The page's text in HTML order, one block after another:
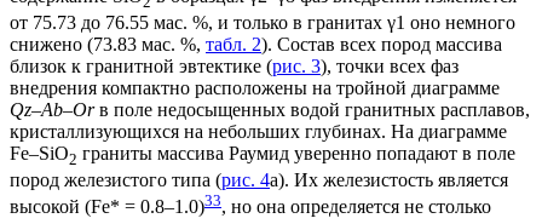
от 75.73 до 76.55 мас. %, и только в гранитах γ1 оно немного
снижено (73.83 мас. %, табл. 2). Состав всех пород массива
близок к гранитной эвтектике (рис. 3), точки всех фаз
внедрения компактно расположены на тройной диаграмме
Qz–Ab–Orв поле недосыщенных водой гранитных расплавов,
кристаллизующихся на небольших глубинах. На диаграмме
Fe–SiO2 граниты массива Раумид уверенно попадают в поле
пород железистого типа (рис. 4а). Их железистость является
высокой (Fe* = 0.8–1.0)33, но она определяется не столько